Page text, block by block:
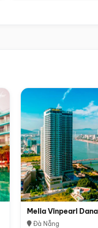
Melia Vinpearl
Đà Nẵng